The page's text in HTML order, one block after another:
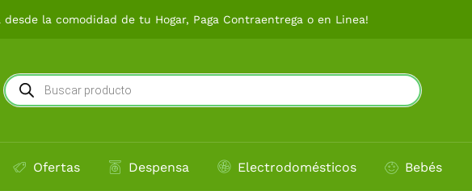
la comodidad de tu Hogar, Paga Contraentrega o en Linea!
Búsqueda
de
productos
Ofertas Despensa Electrodomésticos Bebés
4000ml